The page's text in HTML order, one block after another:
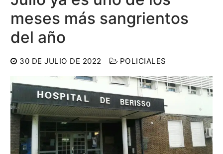
meses más sangrientos
del año
30 DE JULIO DE 2022 POLICIALES